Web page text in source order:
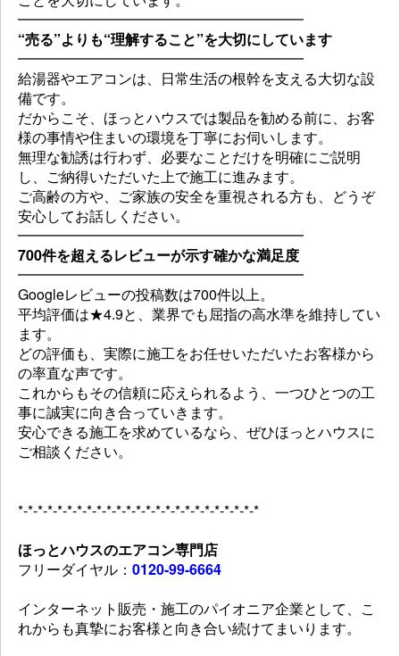
━━━━━━━━━━━━━━━━━━━━
“売る”よりも“理解すること”を大切にしています
━━━━━━━━━━━━━━━━━━━━
給湯器やエアコンは、日常生活の根幹を支える大切な設
備です。
だからこそ、ほっとハウスでは製品を勧める前に、お客
様の事情や住まいの環境を丁寧にお伺いします。
無理な勧誘は行わず、必要なことだけを明確にご説明
し、ご納得いただいた上で施工に進みます。
ご高齢の方や、ご家族の安全を重視される方も、どうぞ
安心してお話しください。
━━━━━━━━━━━━━━━━━━━━
700件を超えるレビューが示す確かな満足度
━━━━━━━━━━━━━━━━━━━━
Googleレビューの投稿数は700件以上。
平均評価は★4.9と、業界でも屈指の高水準を維持してい
ます。
どの評価も、実際に施工をお任せいただいたお客様から
の率直な声です。
これからもその信頼に応えられるよう、一つひとつの工
事に誠実に向き合っていきます。
安心できる施工を求めているなら、ぜひほっとハウスに
ご相談ください。
*-*-*-*-*-*-*-*-*-*-*-*-*-*-*-*-*-*-*-*-*-*-*-*-*
ほっとハウスのエアコン専門店
フリーダイヤル： 0120-99-6664
インターネット販売・施工のパイオニア企業として、こ
れからも真摯にお客様と向き合い続けてまいります。